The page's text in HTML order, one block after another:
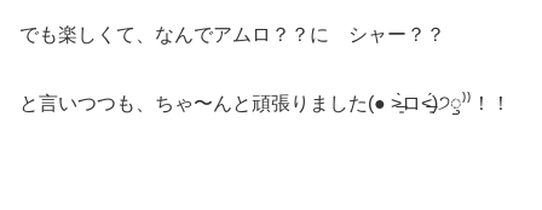
でも楽しくて、なんでアムロ？？に シャー？？
と言いつつも、ちゃ〜んと頑張りました(● ˃̶͈̀ロ˂̶͈́)੭ꠥ⁾⁾！！